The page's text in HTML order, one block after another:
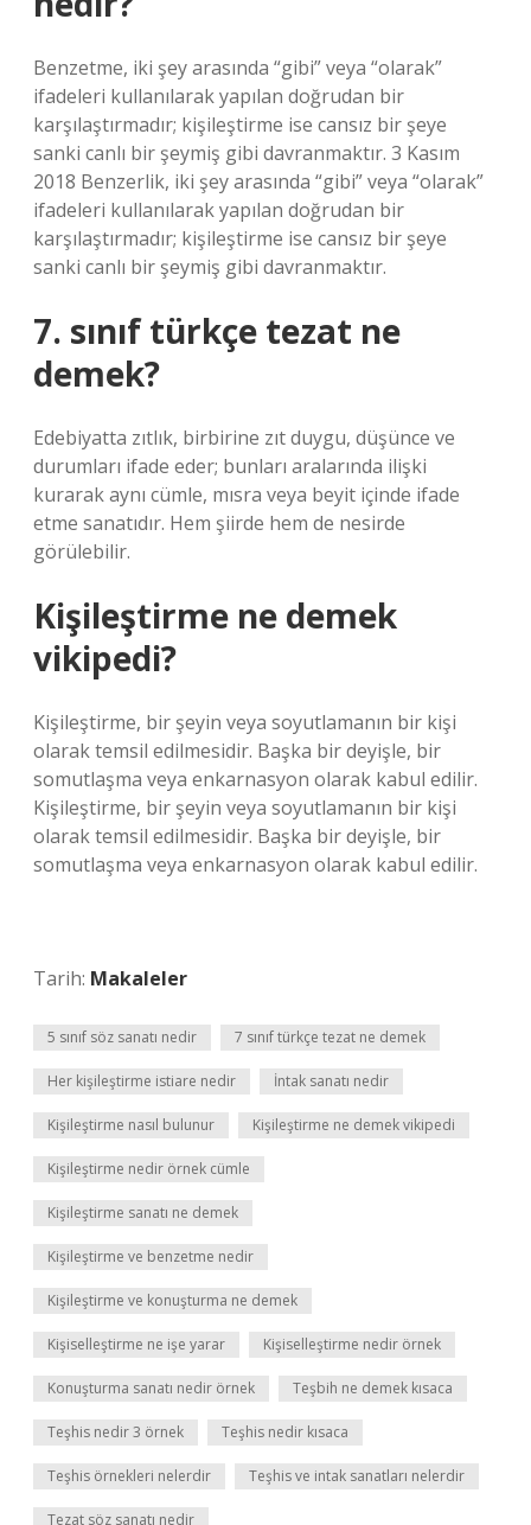
Benzetme, iki şey arasında “gibi” veya “olarak”
ifadeleri kullanılarak yapılan doğrudan bir
karşılaştırmadır; kişileştirme ise cansız bir şeye
sanki canlı bir şeymiş gibi davranmaktır. 3 Kasım
2018 Benzerlik, iki şey arasında “gibi” veya “olarak”
ifadeleri kullanılarak yapılan doğrudan bir
karşılaştırmadır; kişileştirme ise cansız bir şeye
sanki canlı bir şeymiş gibi davranmaktır.
7. sınıf türkçe tezat ne
demek?
Edebiyatta zıtlık, birbirine zıt duygu, düşünce ve
durumları ifade eder; bunları aralarında ilişki
kurarak aynı cümle, mısra veya beyit içinde ifade
etme sanatıdır. Hem şiirde hem de nesirde
görülebilir.
Kişileştirme ne demek
vikipedi?
Kişileştirme, bir şeyin veya soyutlamanın bir kişi
olarak temsil edilmesidir. Başka bir deyişle, bir
somutlaşma veya enkarnasyon olarak kabul edilir.
Kişileştirme, bir şeyin veya soyutlamanın bir kişi
olarak temsil edilmesidir. Başka bir deyişle, bir
somutlaşma veya enkarnasyon olarak kabul edilir.
Tarih: Makaleler
5 sınıf söz sanatı nedir 7 sınıf türkçe tezat ne demek
Her kişileştirme istiare nedir İntak sanatı nedir
Kişileştirme nasıl bulunur Kişileştirme ne demek vikipedi
Kişileştirme nedir örnek cümle
Kişileştirme sanatı ne demek
Kişileştirme ve benzetme nedir
Kişileştirme ve konuşturma ne demek
Kişiselleştirme ne işe yarar Kişiselleştirme nedir örnek
Konuşturma sanatı nedir örnek Teşbih ne demek kısaca
Teşhis nedir 3 örnek Teşhis nedir kısaca
Teşhis örnekleri nelerdir Teşhis ve intak sanatları nelerdir
Tezat söz sanatı nedir